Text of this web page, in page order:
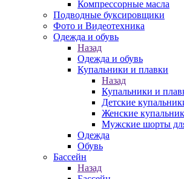
Компрессорные масла
Подводные буксировщики
Фото и Видеотехника
Одежда и обувь
Назад
Одежда и обувь
Купальники и плавки
Назад
Купальники и
Детские
Женские
Мужские шорты
Одежда
Обувь
Бассейн
Назад